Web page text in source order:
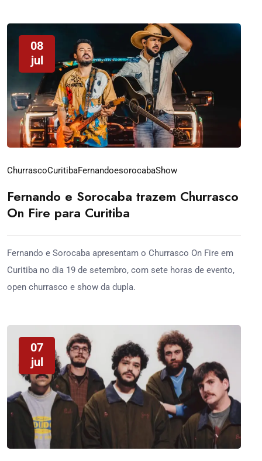
08
jul
ChurrascoCuritibaFernandoesorocabaShow
Fernando e Sorocaba trazem Churrasco
On Fire para Curitiba
Fernando e Sorocaba apresentam o Churrasco On Fire em
Curitiba no dia 19 de setembro, com sete horas de evento,
open churrasco e show da dupla.
07
jul